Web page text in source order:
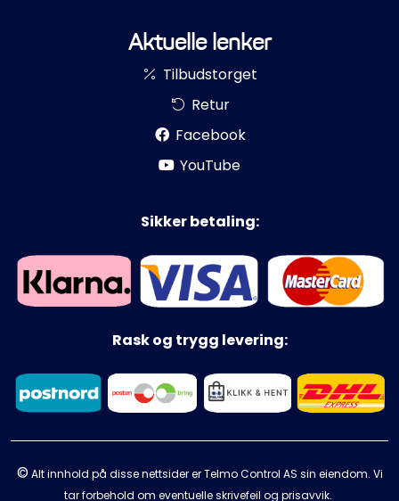
Aktuelle lenker
Tilbudstorget
Retur
Facebook
YouTube
Sikker betaling:
Rask og trygg levering:
© Alt innhold på disse nettsider er Telmo Control AS sin eiendom. Vi
tar forbehold om eventuelle skrivefeil og prisavvik.